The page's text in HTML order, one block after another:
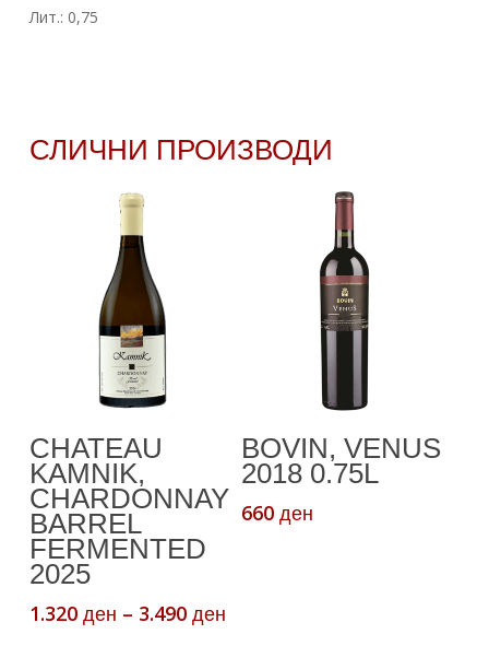
Лит.: 0,75
СЛИЧНИ ПРОИЗВОДИ
product
has
multiple
variants.
The
may
CHATEAU
KAMNIK,
CHARDONNAY
BARREL
FERMENTED
2025
1.320 ден – 3.490 денPrice
Кошничка
BOVIN, VENUS
2018 0.75L
660ден